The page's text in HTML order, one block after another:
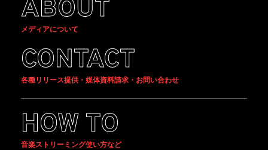
ABOUT
メディアについて
CONTACT
各種リリース提供・媒体資料請求・お問い合わせ
HOW TO
音楽ストリーミング使い方など